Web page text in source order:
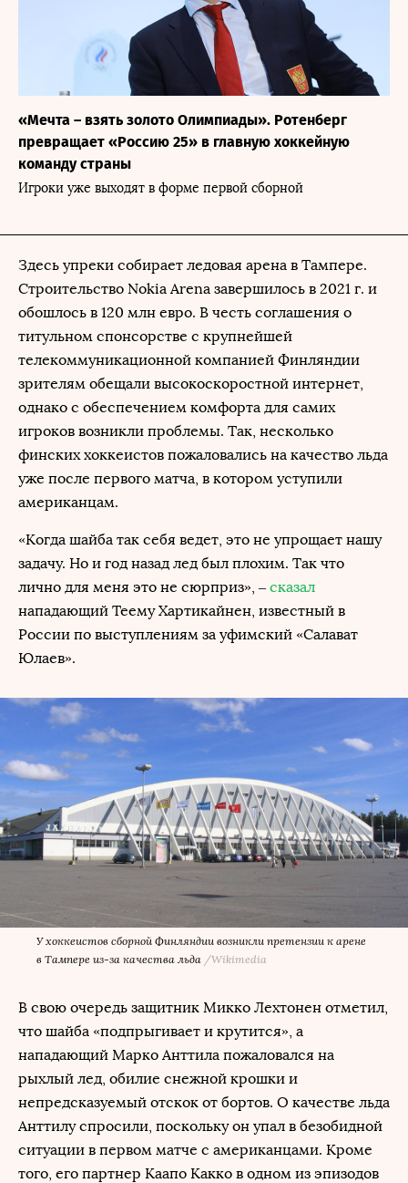
«Мечта – взять золото Олимпиады». Ротенберг
превращает «Россию 25» в главную хоккейную
команду страны
Игроки уже выходят в форме первой сборной
Здесь упреки собирает ледовая арена в Тампере.
Строительство Nokia Arena завершилось в 2021 г. и
обошлось в 120 млн евро. В честь соглашения о
титульном спонсорстве с крупнейшей
телекоммуникационной компанией Финляндии
зрителям обещали высокоскоростной интернет,
однако с обеспечением комфорта для самих
игроков возникли проблемы. Так, несколько
финских хоккеистов пожаловались на качество льда
уже после первого матча, в котором уступили
американцам.
«Когда шайба так себя ведет, это не упрощает нашу
задачу. Но и год назад лед был плохим. Так что
лично для меня это не сюрприз», – сказал
нападающий Теему Хартикайнен, известный в
России по выступлениям за уфимский «Салават
Юлаев».
У хоккеистов сборной Финляндии возникли претензии к арене
в Тампере из-за качества льда /Wikimedia
В свою очередь защитник Микко Лехтонен отметил,
что шайба «подпрыгивает и крутится», а
нападающий Марко Анттила пожаловался на
рыхлый лед, обилие снежной крошки и
непредсказуемый отскок от бортов. О качестве льда
Анттилу спросили, поскольку он упал в безобидной
ситуации в первом матче с американцами. Кроме
того, его партнер Каапо Какко в одном из эпизодов